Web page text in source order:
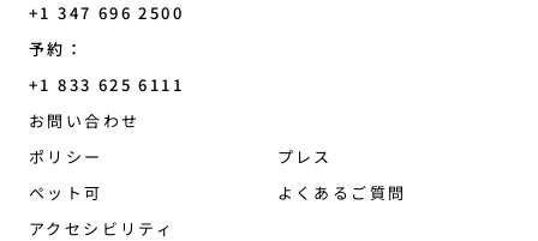
+1 347 696 2500
予約：
+1 833 625 6111
お問い合わせ
ポリシー
ペット可
アクセシビリティ
プレス
よくあるご質問